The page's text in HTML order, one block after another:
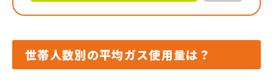
世帯人数別の平均ガス使用量は？